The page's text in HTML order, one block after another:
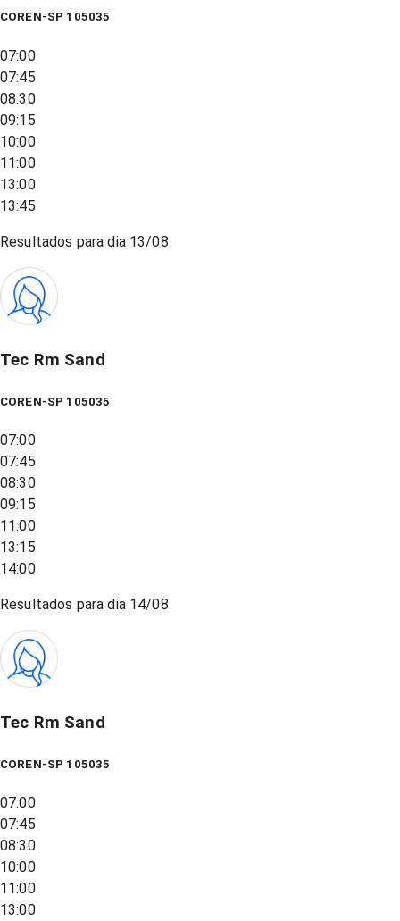
COREN-SP 105035
07:00
07:45
08:30
09:15
10:00
11:00
13:00
13:45
Resultados para dia 13/08
Tec Rm Sand
COREN-SP 105035
07:00
07:45
08:30
09:15
11:00
13:15
14:00
Resultados para dia 14/08
Tec Rm Sand
COREN-SP 105035
07:00
07:45
08:30
10:00
11:00
13:00